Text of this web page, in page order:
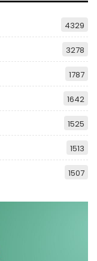
4329
3278
1787
1642
1525
1513
1507